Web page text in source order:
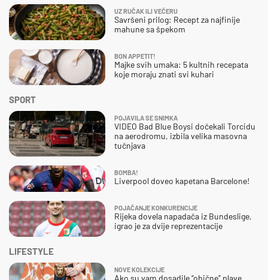
SPORT
POJAVILA SE SNIMKA
VIDEO Bad Blue Boysi dočekali Torcidu
na aerodromu, izbila velika masovna
tučnjava
BOMBA!
Liverpool doveo kapetana Barcelone!
POJAČANJE KONKURENCIJE
Rijeka dovela napadača iz Bundeslige,
igrao je za dvije reprezentacije
UZ RUČAK ILI VEČERU
Savršeni prilog: Recept za najfinije
mahune sa špekom
BON APPETIT!
Majke svih umaka: 5 kultnih recepata
koje moraju znati svi kuhari
LIFESTYLE
NOVE KOLEKCIJE
Ako su vam dosadile “obične” plave